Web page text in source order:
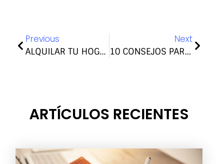
Previous
ALQUILAR TU HOGAR DE FORMA SEGURA
Next
10 CONSEJOS PARA ALQUILAR TU PISO EN LAS PALMAS
ARTÍCULOS RECIENTES